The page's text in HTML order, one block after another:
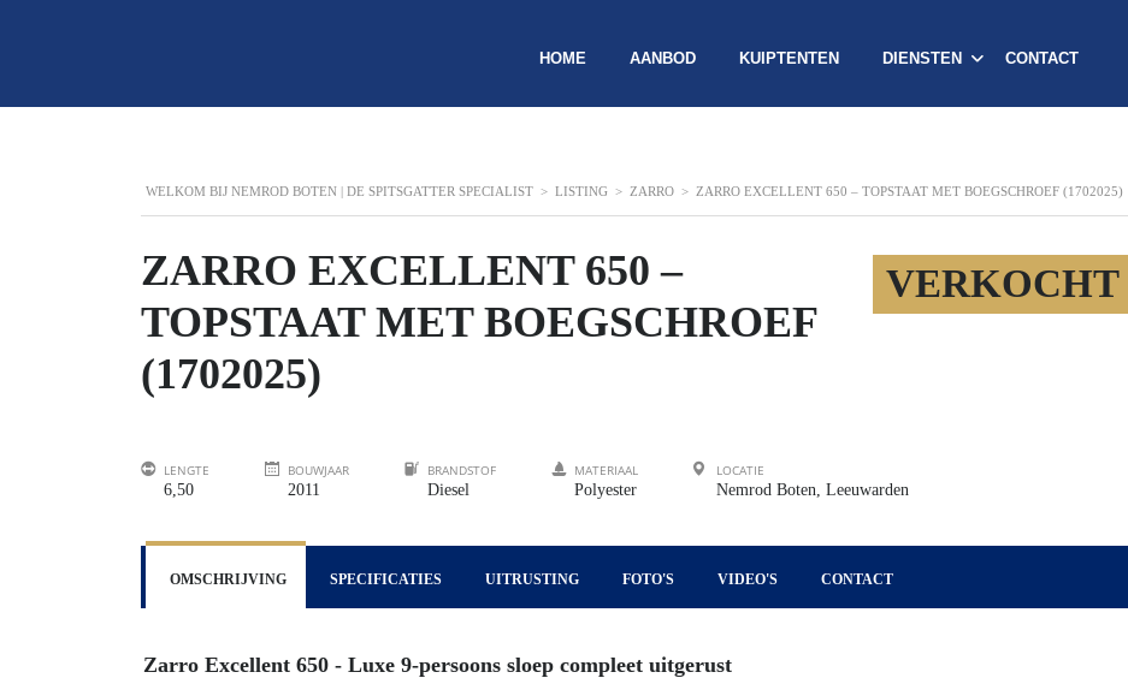
HOME AANBOD KUIPTENTEN DIENSTEN CONTACT
WELKOM BIJ NEMROD BOTEN | DE SPITSGATTER SPECIALIST > LISTING > ZARRO > ZARRO EXCELLENT 650 – TOPSTAAT MET BOEGSCHROEF (1702025)
VERKOCHT
ZARRO EXCELLENT 650 –
TOPSTAAT MET BOEGSCHROEF
(1702025)
LENGTE
6,50
BOUWJAAR
2011
BRANDSTOF
Diesel
MATERIAAL
Polyester
LOCATIE
Nemrod Boten, Leeuwarden
OMSCHRIJVING SPECIFICATIES UITRUSTING FOTO'S VIDEO'S CONTACT
Zarro Excellent 650 - Luxe 9-persoons sloep compleet uitgerust